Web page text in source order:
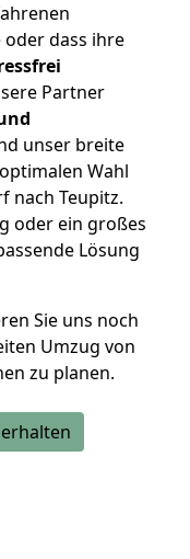
dass ihre
Partner
unser breite
Wahl
nach Teupitz.
oder ein großes
Lösung
Sie uns noch
Umzug von
zu planen.